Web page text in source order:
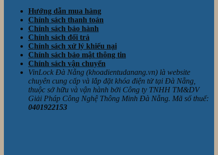
Hướng dẫn mua hàng
Chính sách thanh toán
Chính sách bảo hành
Chính sách đổi trả
Chính sách xử lý khiếu nại
Chính sách bảo mật thông tin
Chính sách vận chuyển
VinLock Đà Nẵng (khoadientudanang.vn) là website
chuyên cung cấp và lắp đặt khóa điện tử tại Đà Nẵng,
thuộc sở hữu và vận hành bởi Công ty TNHH TM&DV
Giải Pháp Công Nghệ Thông Minh Đà Nẵng. Mã số thuế:
0401922153